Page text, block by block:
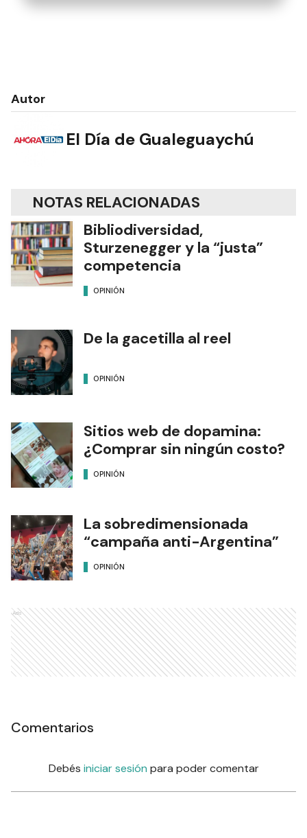
Autor
El Día de Gualeguaychú
NOTAS RELACIONADAS
Bibliodiversidad,
Sturzenegger y la “justa”
competencia
OPINIÓN
De la gacetilla al reel
OPINIÓN
Sitios web de dopamina:
¿Comprar sin ningún costo?
OPINIÓN
La sobredimensionada
“campaña anti-Argentina”
OPINIÓN
Ads
Comentarios
Debés iniciar sesión para poder comentar